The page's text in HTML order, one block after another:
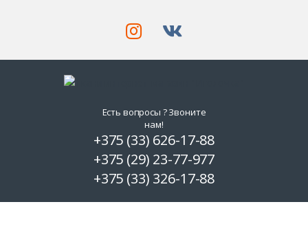
Есть вопросы ? Звоните
нам!
+375 (33) 626-17-88
+375 (29) 23-77-977
+375 (33) 326-17-88